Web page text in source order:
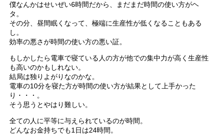
僕なんかはせいぜい6時間だから、まだまだ時間の使い方がヘ
タ。
その分、昼間眠くなって、極端に生産性が低くなることもある
し。
効率の悪さが時間の使い方の悪い証。
もしかしたら電車で寝ている人の方が他での集中力が高く生産性
も高いのかもしれない。
結局は独りよがりなのかな。
電車の10分を寝た方が時間の使い方が結果として上手かった
り・・・。
そう思うとやはり難しい。
全ての人に平等に与えられているのが時間。
どんなお金持ちでも1日は24時間。